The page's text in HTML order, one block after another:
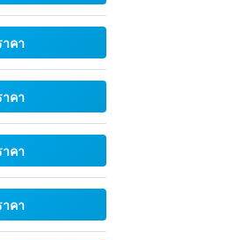
คา
คา
คา
คา